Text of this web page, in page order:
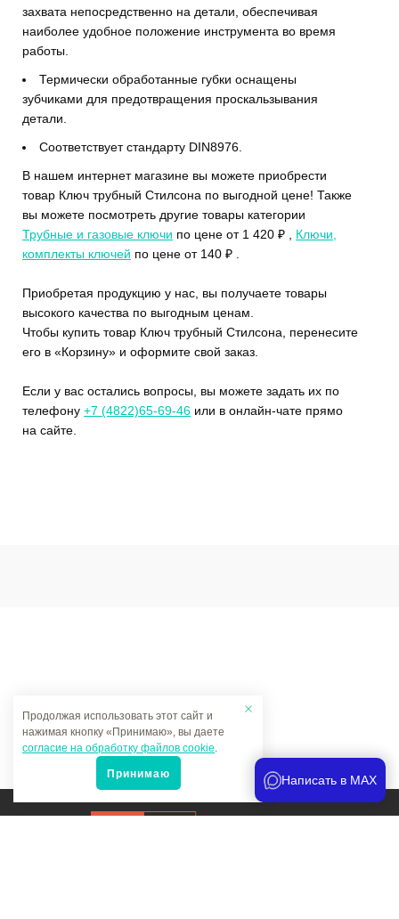
захвата непосредственно на детали, обеспечивая
наиболее удобное положение инструмента во время
работы.
Термически обработанные губки оснащены
зубчиками для предотвращения проскальзывания
детали.
Соответствует стандарту DIN8976.
В нашем интернет магазине вы можете приобрести
товар Ключ трубный Стилсона по выгодной цене! Также
вы можете посмотреть другие товары категории
Трубные и газовые ключи по цене от 1 420 ₽ , Ключи,
комплекты ключей по цене от 140 ₽ .
Приобретая продукцию у нас, вы получаете товары
высокого качества по выгодным ценам.
Чтобы купить товар Ключ трубный Стилсона, перенесите
его в «Корзину» и оформите свой заказ.
Если у вас остались вопросы, вы можете задать их по
телефону +7 (4822)65-69-46 или в онлайн-чате прямо
на сайте.
Продвижение сайта
Продолжая использовать этот сайт и
нажимая кнопку «Принимаю», вы даете
согласие на обработку файлов cookie.
Принимаю Написать в MAX